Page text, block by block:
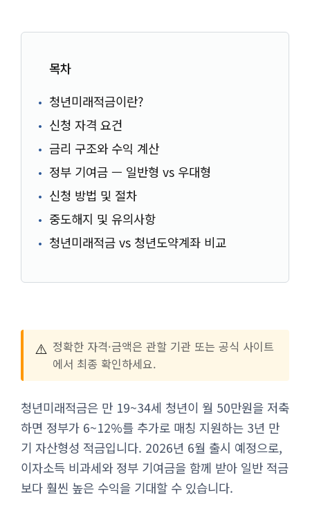
목차
청년미래적금이란?
신청 자격 요건
금리 구조와 수익 계산
정부 기여금 — 일반형 vs 우대형
신청 방법 및 절차
중도해지 및 유의사항
청년미래적금 vs 청년도약계좌 비교
⚠️ 정확한 자격·금액은 관할 기관 또는 공식 사이트
에서 최종 확인하세요.
청년미래적금은 만 19~34세 청년이 월 50만원을 저축
하면 정부가 6~12%를 추가로 매칭 지원하는 3년 만
기 자산형성 적금입니다. 2026년 6월 출시 예정으로,
이자소득 비과세와 정부 기여금을 함께 받아 일반 적금
보다 훨씬 높은 수익을 기대할 수 있습니다.